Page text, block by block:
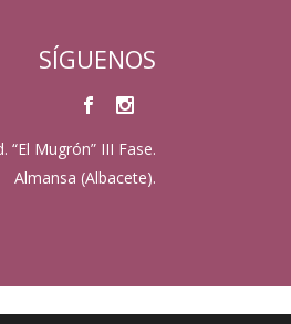
SÍGUENOS
“El Mugrón” III Fase.
Almansa (Albacete).
webViveAlmansa